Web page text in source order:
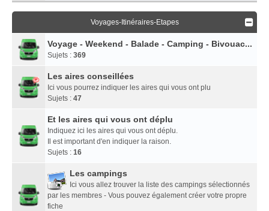
Voyages-Itinéraires-Etapes
Voyage - Weekend - Balade - Camping - Bivouac...
Sujets : 369
Les aires conseillées
Ici vous pourrez indiquer les aires qui vous ont plu
Sujets : 47
Et les aires qui vous ont déplu
Indiquez ici les aires qui vous ont déplu.
Il est important d'en indiquer la raison.
Sujets : 16
Les campings
Ici vous allez trouver la liste des campings sélectionnés
par les membres - Vous pouvez également créer votre propre
fiche